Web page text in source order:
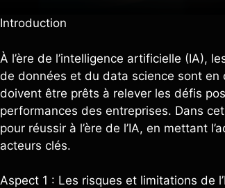
Introduction
À l’ère de l’intelligence artificielle (IA),
de données et du data science sont
doivent être prêts à relever les défis
performances des entreprises. Dans
pour réussir à l’ère de l’IA, en mettant
acteurs clés.
Aspect 1 : Les risques et limitations de